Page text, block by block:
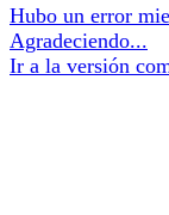
Hubo un error
Agradeciendo...
Ir a la versión